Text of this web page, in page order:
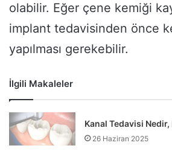
olabilir. Eğer çene kemiği
implant tedavisinden önce
yapılması gerekebilir.
İlgili Makaleler
Kanal Tedavisi Nedir,
26 Haziran 2025